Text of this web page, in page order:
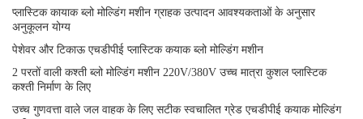
प्लास्टिक कायाक ब्लो मोल्डिंग मशीन ग्राहक उत्पादन आवश्यकताओं के अनुसार
अनुकूलन योग्य
पेशेवर और टिकाऊ एचडीपीई प्लास्टिक कयाक ब्लो मोल्डिंग मशीन
2 परतों वाली कश्ती ब्लो मोल्डिंग मशीन 220V/380V उच्च मात्रा कुशल प्लास्टिक
कश्ती निर्माण के लिए
उच्च गुणवत्ता वाले जल वाहक के लिए सटीक स्वचालित ग्रेड एचडीपीई कयाक मोल्डिंग